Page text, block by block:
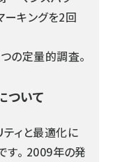
ーキングを2回
の定量的調査。
ついて
ティと最適化に
す。 2009年の発